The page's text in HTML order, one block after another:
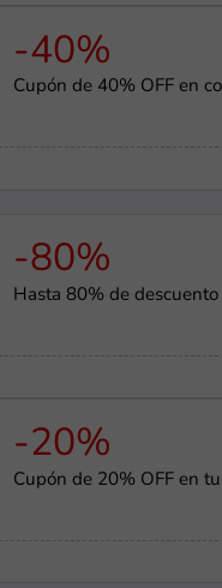
-40%
Cupón de 40% OFF en
-80%
Hasta 80% de
-20%
Cupón de 20% OFF en